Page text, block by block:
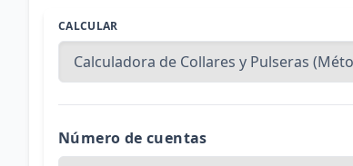
CALCULAR
Número de cuentas